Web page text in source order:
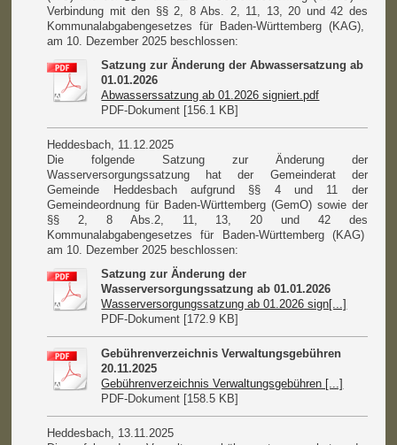
Verbindung mit den §§ 2, 8 Abs. 2, 11, 13, 20 und 42 des
Kommunalabgabengesetzes für Baden-Württemberg (KAG),
am 10. Dezember 2025 beschlossen:
Satzung zur Änderung der Abwassersatzung ab
01.01.2026
Abwasserssatzung ab 01.2026 signiert.pdf
PDF-Dokument [156.1 KB]
Heddesbach, 11.12.2025
Die folgende Satzung zur Änderung der
Wasserversorgungssatzung hat der Gemeinderat der
Gemeinde Heddesbach aufgrund §§ 4 und 11 der
Gemeindeordnung für Baden-Württemberg (GemO) sowie der
§§ 2, 8 Abs.2, 11, 13, 20 und 42 des
Kommunalabgabengesetzes für Baden-Württemberg (KAG)
am 10. Dezember 2025 beschlossen:
Satzung zur Änderung der
Wasserversorgungssatzung ab 01.01.2026
Wasserversorgungssatzung ab 01.2026 sign[...]
PDF-Dokument [172.9 KB]
Gebührenverzeichnis Verwaltungsgebühren
20.11.2025
Gebührenverzeichnis Verwaltungsgebühren [...]
PDF-Dokument [158.5 KB]
Heddesbach, 13.11.2025